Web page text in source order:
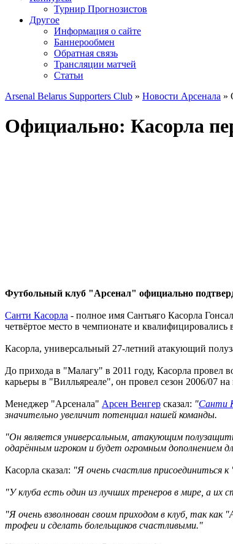
Турнир Прогнозистов
Другое
Информация о сайте
Баннерообмен
Обратная связь
Трансляции матчей
Статьи
Arsenal Belarus Supporters Club » Новости Арсенала »
Официально: Касорла
Футбольный клуб "Арсенал" официально
Санти Касорла - полное имя Сантьяго Касорла
четвёртое место в чемпионате и
Касорла, универсальный 27-летний атакующий
До прихода в "Малагу" в 2011 году, Касорла провел
карьеры в "Вилльяреале", он провел сезон 2006/07
Менеджер "Арсенала" Арсен Венгер сказал: "Санти
значительно увеличит потенциал нашей команды.
"Он является универсальным, атакующим
одарённым игроком и будет огромным дополнением
Касорла сказал: "Я очень счастлив присоединиться
"У клуба есть один из лучших тренеров в мире, а их
"Я очень взволнован своим приходом в клуб, так
трофеи и сделать болельщиков счастливыми."